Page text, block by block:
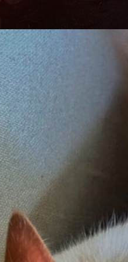
Hier mal zwei neue
ordentlichem Wetter
bisschen spazieren zu
sich alleinstehend ein
Heidelberger
Daher hab ich jetzt mal
beide zusammen
Anschauen!
Nr 1: Mehrere